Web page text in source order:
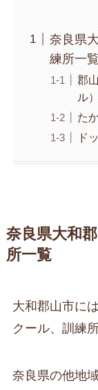
奈良県
練所一覧
郡
ル）
た
ド
奈良県大和
所一覧
大和郡山市に
クール、訓練
奈良県の他地